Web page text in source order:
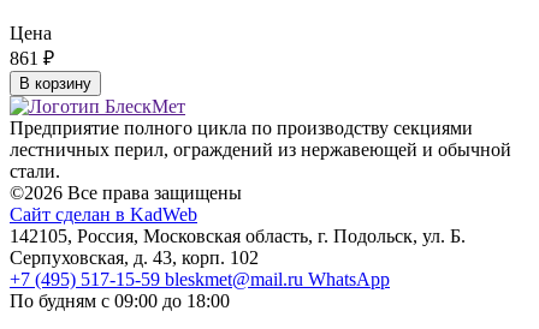
Цена
861 ₽
В корзину
Предприятие полного цикла по производству секциями
лестничных перил, ограждений из нержавеющей и обычной
стали.
©2026 Все права защищены
Сайт сделан в KadWeb
142105, Россия, Московская область, г. Подольск, ул. Б.
Серпуховская, д. 43, корп. 102
+7 (495) 517-15-59 bleskmet@mail.ru WhatsApp
По будням с 09:00 до 18:00